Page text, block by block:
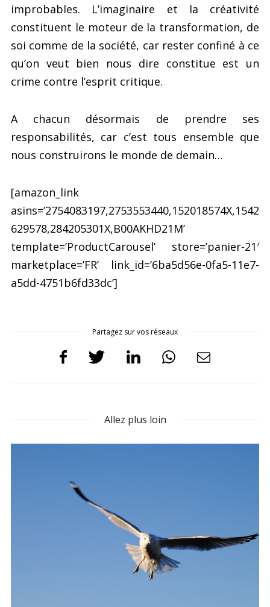
improbables. L’imaginaire et la créativité
constituent le moteur de la transformation, de
soi comme de la société, car rester confiné à ce
qu’on veut bien nous dire constitue est un
crime contre l’esprit critique.
A chacun désormais de prendre ses
responsabilités, car c’est tous ensemble que
nous construirons le monde de demain…
[amazon_link
asins=’2754083197,2753553440,152018574X,1542
629578,284205301X,B00AKHD21M’
template=’ProductCarousel’ store=’panier-21′
marketplace=’FR’ link_id=’6ba5d56e-0fa5-11e7-
a5dd-4751b6fd33dc’]
Partagez sur vos réseaux
Allez plus loin